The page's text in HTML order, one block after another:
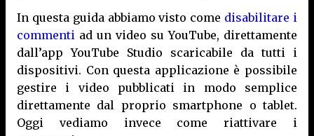
In questa guida abbiamo visto come disabilitare i
commenti ad un video su YouTube, direttamente
dall’app YouTube Studio scaricabile da tutti i
dispositivi. Con questa applicazione è possibile
gestire i video pubblicati in modo semplice
direttamente dal proprio smartphone o tablet.
Oggi vediamo invece come riattivare i